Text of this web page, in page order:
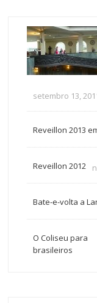
setembro 13,
Reveillon 2013
Reveillon 2012
Bate-e-volta a
O Coliseu para
brasileiros